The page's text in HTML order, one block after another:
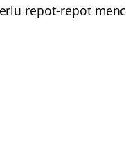
repot-repot